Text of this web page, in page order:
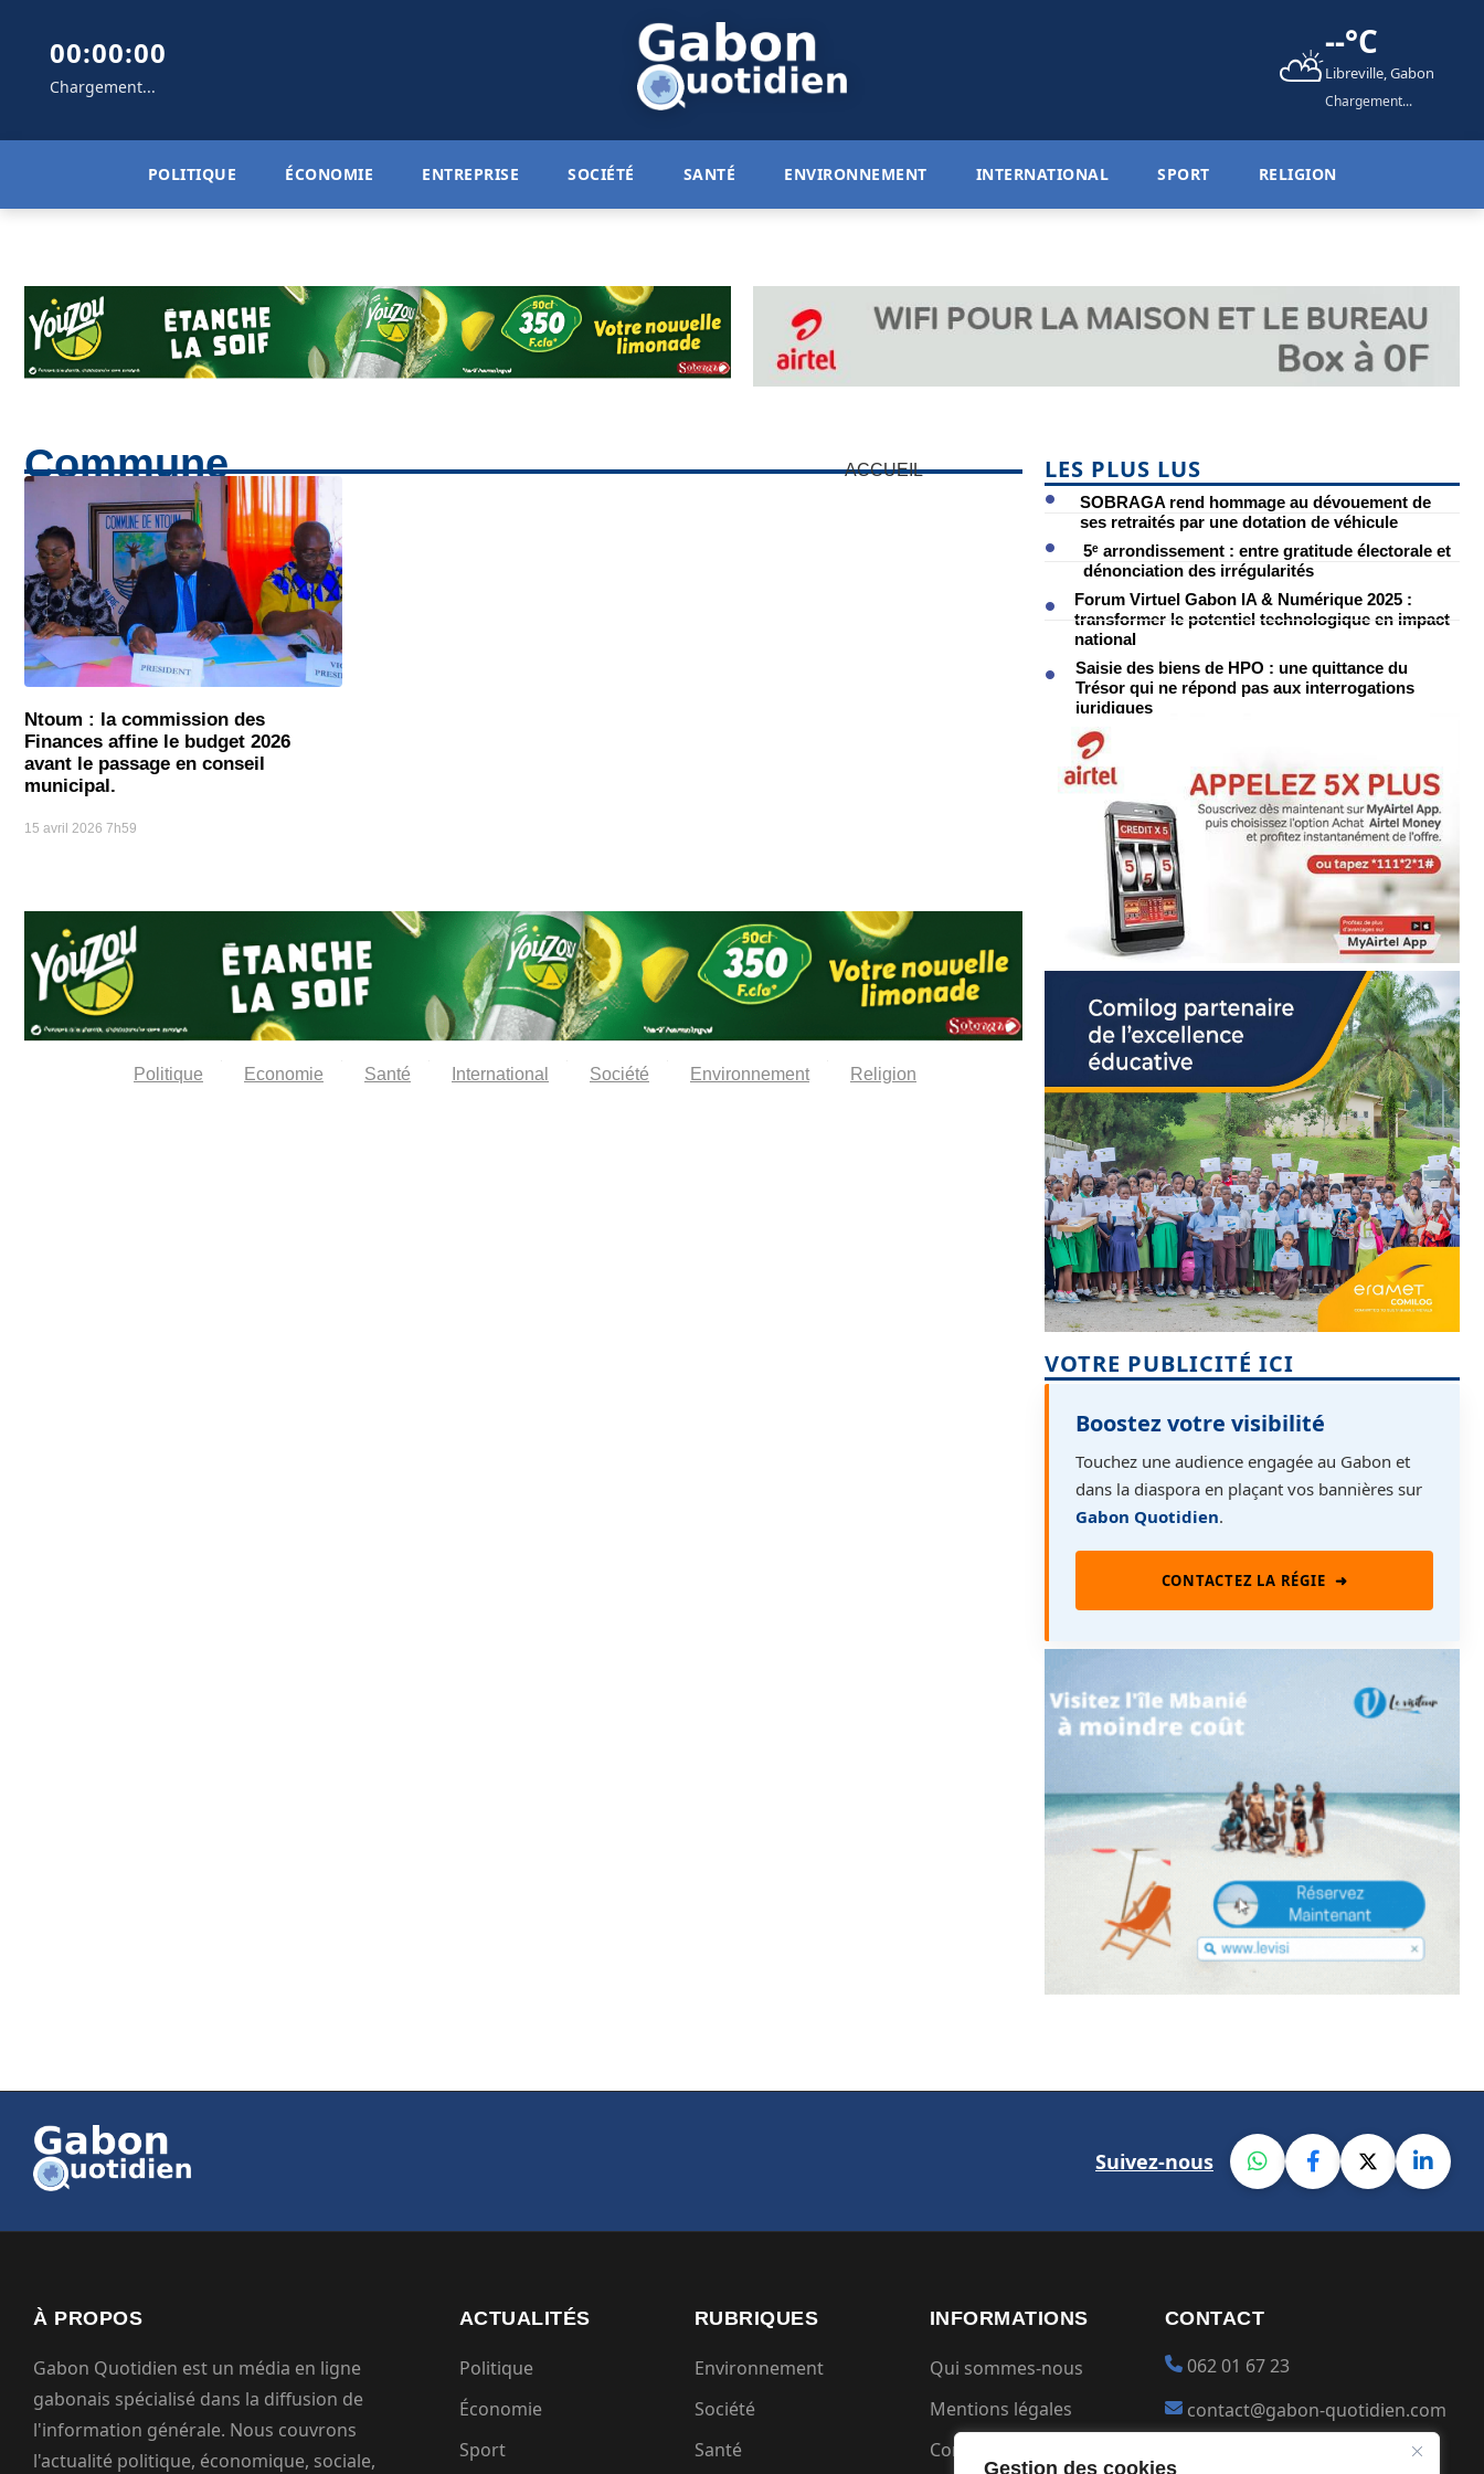
Gestion des cookies
00:00:00
Chargement... ⛅--°C
Libreville, Gabon
Chargement...
POLITIQUE ÉCONOMIE ENTREPRISE SOCIÉTÉ SANTÉ ENVIRONNEMENT INTERNATIONAL SPORT RELIGION
ACCUEIL
Commune
Ntoum : la commission des
Finances affine le budget 2026
avant le passage en conseil
municipal.
15 avril 2026 7h59
Politique Economie Santé International Société Environnement Religion
LES PLUS LUS
SOBRAGA rend hommage au dévouement de
ses retraités par une dotation de véhicule
5ᵉ arrondissement : entre gratitude électorale et
dénonciation des irrégularités
Forum Virtuel Gabon IA & Numérique 2025 :
transformer le potentiel technologique en impact
national
Saisie des biens de HPO : une quittance du
Trésor qui ne répond pas aux interrogations
juridiques
VOTRE PUBLICITÉ ICI
Boostez votre visibilité
Touchez une audience engagée au Gabon et
dans la diaspora en plaçant vos bannières sur
Gabon Quotidien.
CONTACTEZ LA RÉGIE ➜
Suivez-nous
À PROPOS
Gabon Quotidien est un média en ligne
gabonais spécialisé dans la diffusion de
l'information générale. Nous couvrons
l'actualité politique, économique, sociale,
ACTUALITÉS
Politique
Économie
Sport
RUBRIQUES
Environnement
Société
Santé
INFORMATIONS
Qui sommes-nous
Mentions légales
Conditions générales
CONTACT
062 01 67 23
contact@gabon-quotidien.com